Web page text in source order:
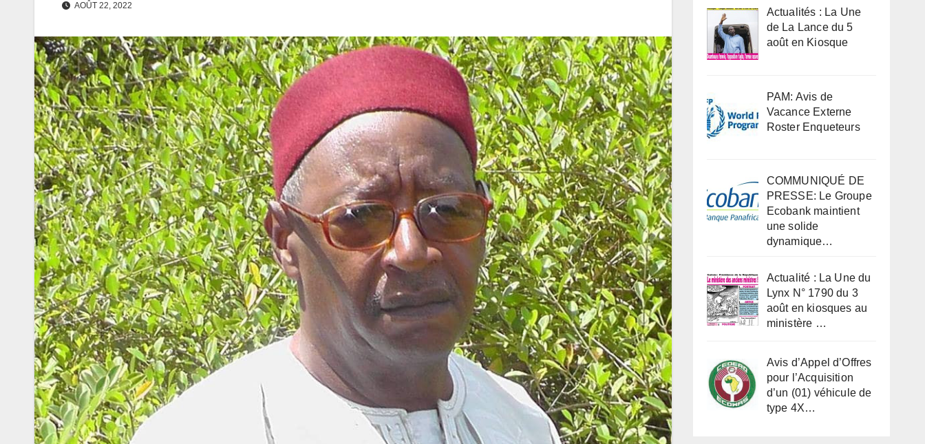
AOÛT 22, 2022
Actualités : La Une
de La Lance du 5
août en Kiosque
PAM: Avis de
Vacance Externe
Roster Enqueteurs
COMMUNIQUÉ DE
PRESSE: Le Groupe
Ecobank maintient
une solide
dynamique…
Actualité : La Une du
Lynx N° 1790 du 3
août en kiosques au
ministère …
Avis d’Appel d’Offres
pour l’Acquisition
d’un (01) véhicule de
type 4X…